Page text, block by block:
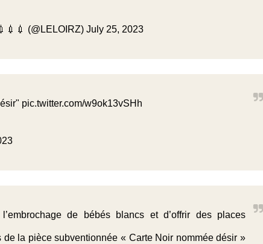
(@LELOIRZ) July 25, 2023
pic.twitter.com/w9ok13vSHh
de bébés blancs et d’offrir des places
la pièce subventionnée « Carte Noir nommée désir »